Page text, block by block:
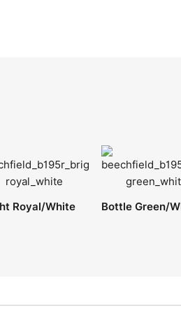
Royal/White Bottle Green/